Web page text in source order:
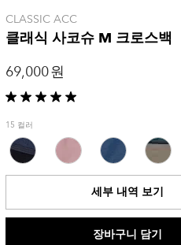
CLASSIC ACC
클래식 사코슈 M 크로스백
69,000 원
별
5
중
5.0
개
니
15 컬러
세부 내역 보기
장바구니 담기